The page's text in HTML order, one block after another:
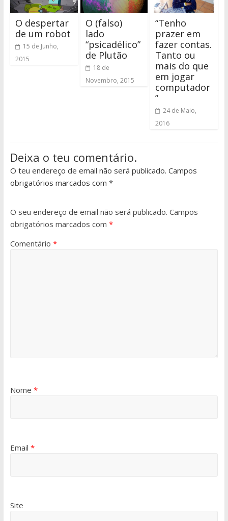
O despertar
de um robot
15 de Junho,
2015
O (falso)
lado
“psicadélico”
de Plutão
18 de
Novembro, 2015
“Tenho
prazer em
fazer contas.
Tanto ou
mais do que
em jogar
computador
”
24 de Maio,
2016
Deixa o teu comentário.
O teu endereço de email não será publicado. Campos
obrigatórios marcados com *
O seu endereço de email não será publicado. Campos
obrigatórios marcados com *
Comentário *
Nome *
Email *
Site